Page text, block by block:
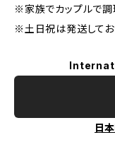
※家族でカップルで調
※土日祝は発送してお
日